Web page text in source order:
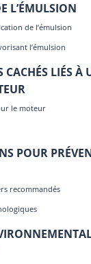
L’ÉMULSION
de l’émulsion
l’émulsion
CACHÉS LIÉS À
le moteur
POUR
recommandés